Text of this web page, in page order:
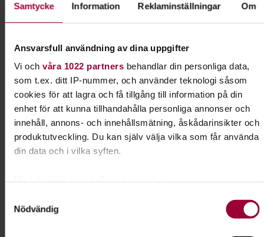
Samtycke Information Reklaminställningar Om
Ansvarsfull användning av dina uppgifter
Vi och våra 1022 partnersbehandlar din personliga data,
som t.ex. ditt IP-nummer, och använder teknologi såsom
cookies för att lagra och få tillgång till information på din
enhet för att kunna tillhandahålla personliga annonser och
innehåll, annons- och innehållsmätning, åskådarinsikter och
produktutveckling. Du kan själv välja vilka som får använda
din data och i vilka syften.
kan ha en noggrannhet på upp till flera meter
Nödvändig
Den vilda maten - tillvaratagande av klövvilt
Jag är jägare